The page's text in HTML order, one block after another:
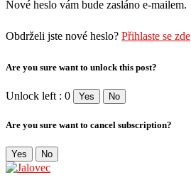
Nové heslo vám bude zasláno e-mailem.
Obdrželi jste nové heslo? Přihlaste se zde
Are you sure want to unlock this post?
Unlock left : 0 Yes No
Are you sure want to cancel subscription?
Yes No